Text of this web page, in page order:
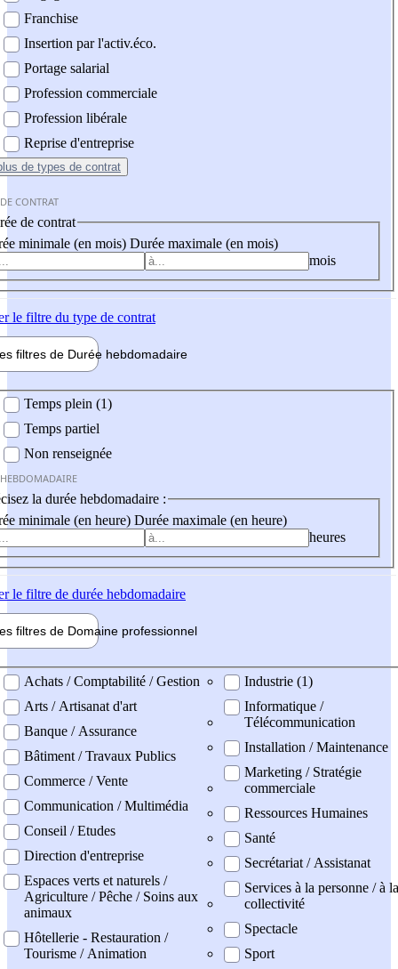
Franchise
Insertion par l'activ.éco.
Portage salarial
Profession commerciale
Profession libérale
Reprise d'entreprise
de types de contrat
CONTRAT
de contrat
minimale (en mois) Durée maximale (en mois)
mois
le filtre du type de contrat
filtres de Durée hebdomadaire
Temps plein (1)
Temps partiel
Non renseignée
la durée hebdomadaire :
minimale (en heure) Durée maximale (en heure)
heures
le filtre de durée hebdomadaire
filtres de Domaine professionnel
professionel
Achats / Comptabilité / Gestion
Arts / Artisanat d'art
Banque / Assurance
Bâtiment / Travaux Publics
Commerce / Vente
Communication / Multimédia
Conseil / Etudes
Direction d'entreprise
Espaces verts et naturels /
Agriculture / Pêche / Soins aux
animaux
Hôtellerie - Restauration /
Tourisme / Animation
Industrie (1)
Informatique /
Télécommunication
Installation / Maintenance
Marketing / Stratégie
commerciale
Ressources Humaines
Santé
Secrétariat / Assistanat
Services à la personne / à la
collectivité
Spectacle
Sport